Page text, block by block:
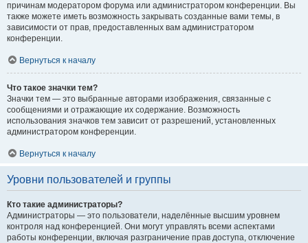
причинам модератором форума или администратором конференции. Вы
также можете иметь возможность закрывать созданные вами темы, в
зависимости от прав, предоставленных вам администратором
конференции.
Вернуться к началу
Что такое значки тем?
Значки тем — это выбранные авторами изображения, связанные с
сообщениями и отражающие их содержание. Возможность
использования значков тем зависит от разрешений, установленных
администратором конференции.
Вернуться к началу
Уровни пользователей и группы
Кто такие администраторы?
Администраторы — это пользователи, наделённые высшим уровнем
контроля над конференцией. Они могут управлять всеми аспектами
работы конференции, включая разграничение прав доступа, отключение